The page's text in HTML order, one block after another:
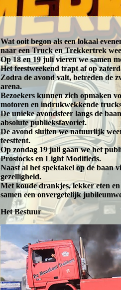
Wat ooit begon als een lokaal
naar een Truck en Trekkertrek
Op 18 en 19 juli vieren we samen
Het feestweekend trapt af op
Zodra de avond valt, betreden de
arena.
Bezoekers kunnen zich opmaken
motoren en indrukwekkende
De unieke avondsfeer langs de
absolute publieksfavoriet.
De avond sluiten we natuurlijk
feesttent.
Op zondag 19 juli gaan we het
Prostocks en Light Modifieds.
Naast al het spektakel op de baan
gezelligheid.
Met koude drankjes, lekker eten
samen een onvergetelijk
Het Bestuur